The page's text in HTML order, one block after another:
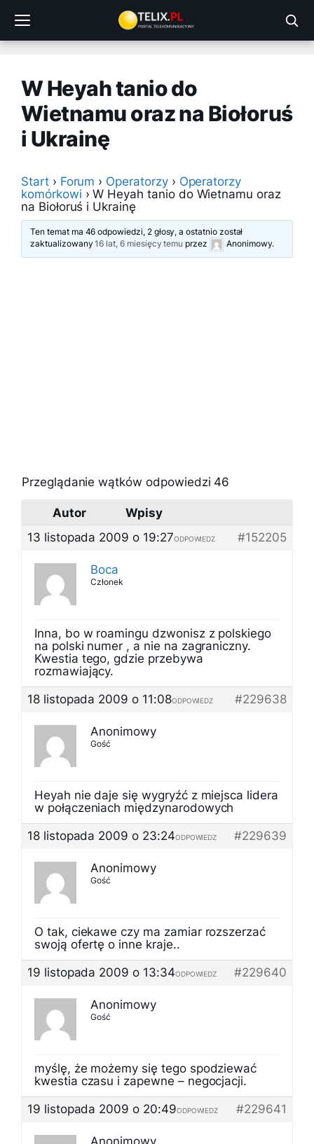
treści
W Heyah tanio do
Wietnamu oraz na Biołoruś
i Ukrainę
Start › Forum › Operatorzy › Operatorzy
komórkowi › W Heyah tanio do Wietnamu oraz
na Biołoruś i Ukrainę
Ten temat ma 46 odpowiedzi, 2 głosy, a ostatnio został
zaktualizowany16 lat, 6 miesięcy temu przez Anonimowy.
Przeglądanie wątków odpowiedzi 46
Autor
Wpisy
13 listopada 2009 o 19:27
#152205
ODPOWIEDZ
Boca
Członek
Inna, bo w roamingu dzwonisz z polskiego
na polski numer , a nie na zagraniczny.
Kwestia tego, gdzie przebywa
rozmawiający.
18 listopada 2009 o 11:08
#229638
ODPOWIEDZ
Anonimowy
Gość
Heyah nie daje się wygryźć z miejsca lidera
w połączeniach międzynarodowych
18 listopada 2009 o 23:24
#229639
ODPOWIEDZ
Anonimowy
Gość
O tak, ciekawe czy ma zamiar rozszerzać
swoją ofertę o inne kraje..
19 listopada 2009 o 13:34
#229640
ODPOWIEDZ
Anonimowy
Gość
myślę, że możemy się tego spodziewać
kwestia czasu i zapewne – negocjacji.
19 listopada 2009 o 20:49
#229641
ODPOWIEDZ
Anonimowy